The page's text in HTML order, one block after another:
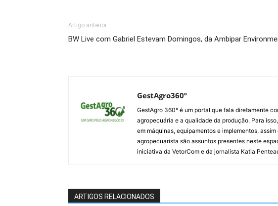
Artigo anterior
BW Live com Gabriel Estevam Domingos, da Ambipar
GestAgro360º
GestAgro 360° é um portal que fala diretamente
agropecuária e a qualidade da produção. Para
em máquinas, equipamentos e implementos,
agropecuarista são assuntos presentes neste
iniciativa da VetorCom e da jornalista Katia
ARTIGOS RELACIONADOS